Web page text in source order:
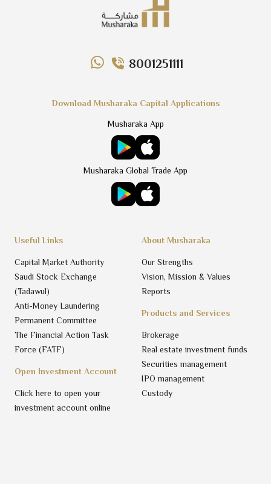
8001251111
Products and Services
Brokerage
Real estate investment funds
Securities management
IPO management
Custody
About Musharaka
Our Strengths
Vision, Mission & Values
Reports
Open Investment Account
Click here to open your
investment account online
Useful Links
Capital Market Authority
Saudi Stock Exchange
(Tadawul)
Anti-Money Laundering
Permanent Committee
The Financial Action Task
Force (FATF)
Download Musharaka Capital Applications
Musharaka App
Musharaka Global Trade App